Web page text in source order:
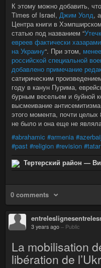
К этому можно добавить,
Times of Israel, Джим Уолд,
Центра книги в
статью под названием “
евреев фактически
на Украину“. При этом,
российской специальной
добавлено примечание
сатирическим
году в канун Пурима,
бурным весельем и буйной
высмеивание
этого момента, почти
не было и она еще не
#abrahamic #armenia
#past #religion #revision #tatar
Тертерский район —
0 comments
3 years ago – Public
La mobilisation
libération de